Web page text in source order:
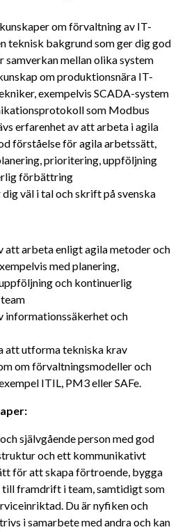
om förvaltning av IT-
teknisk bakgrund som ger dig god
samverkan mellan olika system
om produktionsnära IT-
exempelvis SCADA-system
som Modbus
erfarenhet av att arbeta i agila
förståelse för agila arbetssätt,
prioritering, uppföljning
förbättring
väl i tal och skrift på svenska
att arbeta enligt agila metoder och
med planering,
och kontinuerlig
informationssäkerhet och
att utforma tekniska krav
om förvaltningsmodeller och
ITIL, PM3 eller SAFe.
självgående person med god
och ett kommunikativt
för att skapa förtroende, bygga
framdrift i team, samtidigt som
Du är nyfiken och
i samarbete med andra och kan